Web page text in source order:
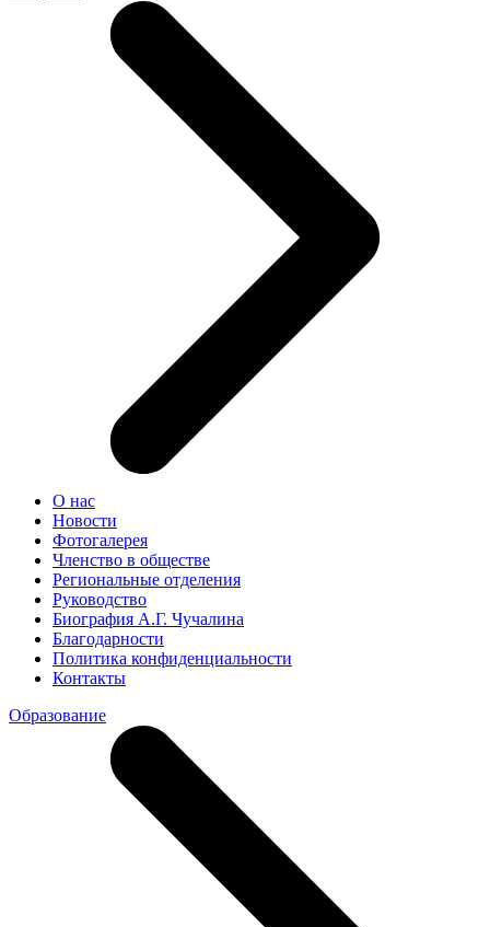
О нас
Новости
Фотогалерея
Членство в обществе
Региональные отделения
Руководство
Биография А.Г. Чучалина
Благодарности
Политика конфиденциальности
Контакты
Образование